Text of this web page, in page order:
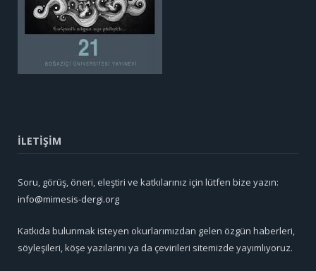
İLETİŞİM
Soru, görüş, öneri, eleştiri ve katkılarınız için lütfen bize yazın:
info@mimesis-dergi.org
Katkıda bulunmak isteyen okurlarımızdan gelen özgün haberleri,
söyleşileri, köşe yazılarını ya da çevirileri sitemizde yayımlıyoruz.